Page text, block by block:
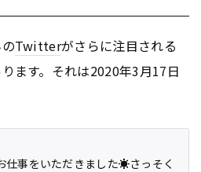
Twitterがさらに注目される
ます。それは2020年3月17日
仕事をいただきました☀️さっそく